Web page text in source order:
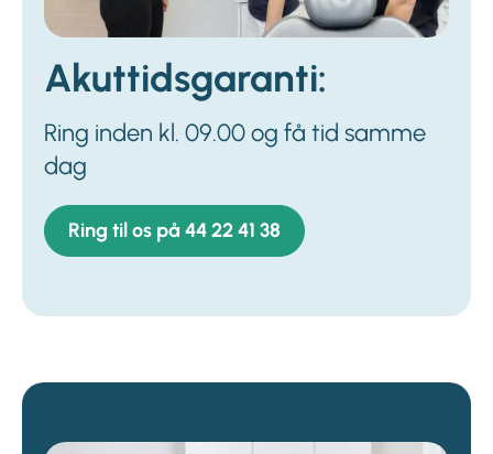
Akuttidsgaranti:
Ring inden kl. 09.00 og få tid samme
dag
Ring til os på 44 22 41 38